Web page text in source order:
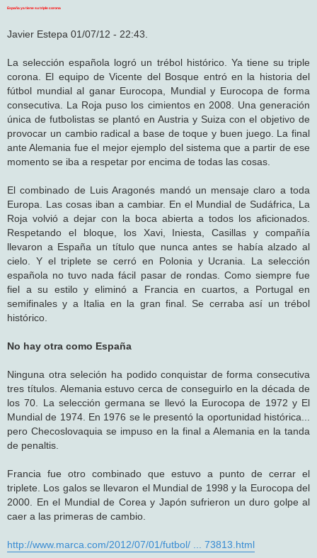
España ya tiene su triple corona
Javier Estepa 01/07/12 - 22:43.
La selección española logró un trébol histórico. Ya tiene su triple
corona. El equipo de Vicente del Bosque entró en la historia del
fútbol mundial al ganar Eurocopa, Mundial y Eurocopa de forma
consecutiva. La Roja puso los cimientos en 2008. Una generación
única de futbolistas se plantó en Austria y Suiza con el objetivo de
provocar un cambio radical a base de toque y buen juego. La final
ante Alemania fue el mejor ejemplo del sistema que a partir de ese
momento se iba a respetar por encima de todas las cosas.
El combinado de Luis Aragonés mandó un mensaje claro a toda
Europa. Las cosas iban a cambiar. En el Mundial de Sudáfrica, La
Roja volvió a dejar con la boca abierta a todos los aficionados.
Respetando el bloque, los Xavi, Iniesta, Casillas y compañía
llevaron a España un título que nunca antes se había alzado al
cielo. Y el triplete se cerró en Polonia y Ucrania. La selección
española no tuvo nada fácil pasar de rondas. Como siempre fue
fiel a su estilo y eliminó a Francia en cuartos, a Portugal en
semifinales y a Italia en la gran final. Se cerraba así un trébol
histórico.
No hay otra como España
Ninguna otra seleción ha podido conquistar de forma consecutiva
tres títulos. Alemania estuvo cerca de conseguirlo en la década de
los 70. La selección germana se llevó la Eurocopa de 1972 y El
Mundial de 1974. En 1976 se le presentó la oportunidad histórica...
pero Checoslovaquia se impuso en la final a Alemania en la tanda
de penaltis.
Francia fue otro combinado que estuvo a punto de cerrar el
triplete. Los galos se llevaron el Mundial de 1998 y la Eurocopa del
2000. En el Mundial de Corea y Japón sufrieron un duro golpe al
caer a las primeras de cambio.
http://www.marca.com/2012/07/01/futbol/ ... 73813.html